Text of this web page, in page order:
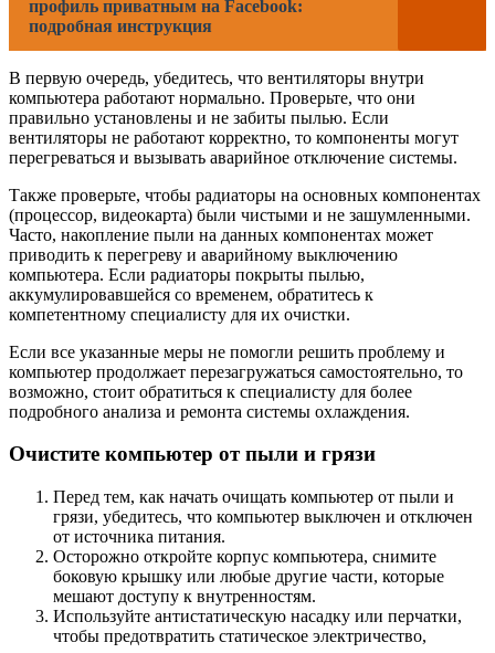
профиль приватным на Facebook:
подробная инструкция
В первую очередь, убедитесь, что вентиляторы внутри
компьютера работают нормально. Проверьте, что они
правильно установлены и не забиты пылью. Если
вентиляторы не работают корректно, то компоненты могут
перегреваться и вызывать аварийное отключение системы.
Также проверьте, чтобы радиаторы на основных компонентах
(процессор, видеокарта) были чистыми и не зашумленными.
Часто, накопление пыли на данных компонентах может
приводить к перегреву и аварийному выключению
компьютера. Если радиаторы покрыты пылью,
аккумулировавшейся со временем, обратитесь к
компетентному специалисту для их очистки.
Если все указанные меры не помогли решить проблему и
компьютер продолжает перезагружаться самостоятельно, то
возможно, стоит обратиться к специалисту для более
подробного анализа и ремонта системы охлаждения.
Очистите компьютер от пыли и грязи
Перед тем, как начать очищать компьютер от пыли и
грязи, убедитесь, что компьютер выключен и отключен
от источника питания.
Осторожно откройте корпус компьютера, снимите
боковую крышку или любые другие части, которые
мешают доступу к внутренностям.
Используйте антистатическую насадку или перчатки,
чтобы предотвратить статическое электричество,